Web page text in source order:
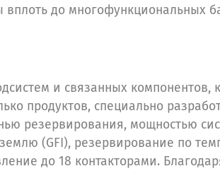
до многофункциональных
и связанных
продуктов, специально
резервирования, мощностью
(GFI), резервирование по
до 18 контакторами.